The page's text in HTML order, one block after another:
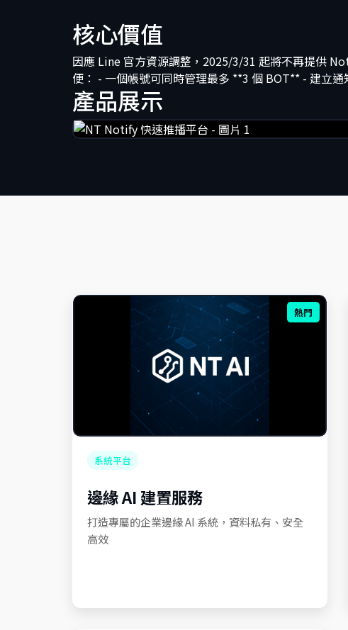
核心價值
因應 Line 官方資源調整，2025/3/31 起將不再提供
便： - 一個帳號可同時管理最多 **3 個 BOT** - 建立
產品展示
熱門
系統平台
邊緣 AI 建置服務
打造專屬的企業邊緣 AI 系統，資料私有、安全
高效